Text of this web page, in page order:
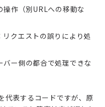
作（別URLへの移動な
クエストの誤りにより処
ー側の都合で処理できな
代表するコードですが、原